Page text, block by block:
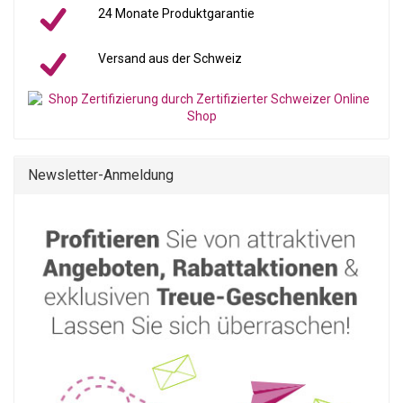
24 Monate Produktgarantie
Versand aus der Schweiz
Newsletter-Anmeldung